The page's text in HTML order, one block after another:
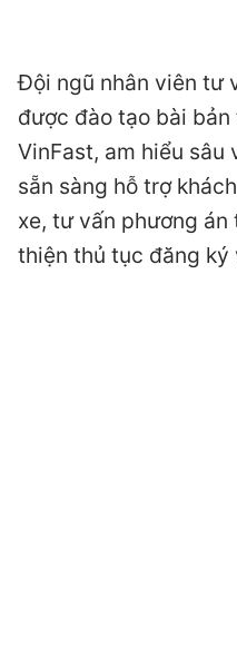
Đội ngũ nhân viên tư
được đào tạo bài
VinFast, am hiểu
sẵn sàng hỗ trợ
xe, tư vấn phương án
thiện thủ tục đăng ký